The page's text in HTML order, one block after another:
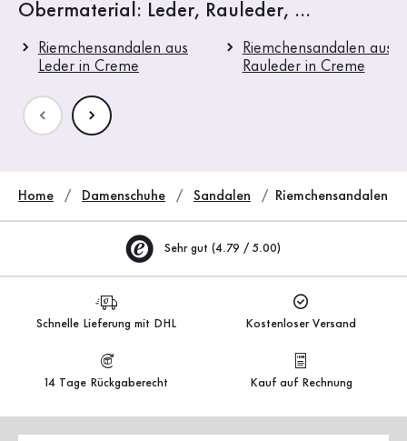
Obermaterial: Leder, Rauleder, ...
Riemchensandalen aus
Leder in Creme
Riemchensandalen aus
Rauleder in Creme
Home Damenschuhe Sandalen Riemchensandalen
Sehr gut (4.79 / 5.00)
Schnelle Lieferung mit DHL Kostenloser Versand
14 Tage Rückgaberecht Kauf auf Rechnung